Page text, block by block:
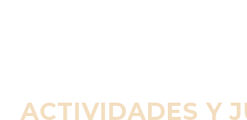
ACTIVIDADES Y